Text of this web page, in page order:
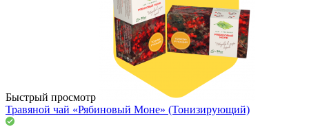
Быстрый просмотр
Травяной чай «Рябиновый Моне» (Тонизирующий)